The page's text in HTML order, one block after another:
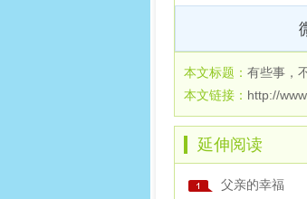
本文标题： 有些事，
本文链接： http://
延伸阅读
父亲的幸福